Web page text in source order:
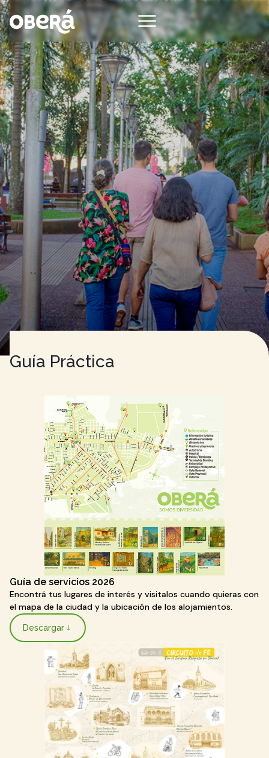
Guía Práctica
Guía de servicios 2026
Encontrá tus lugares de interés y visitalos cuando quieras con
el mapa de la ciudad y la ubicación de los alojamientos.
Descargar